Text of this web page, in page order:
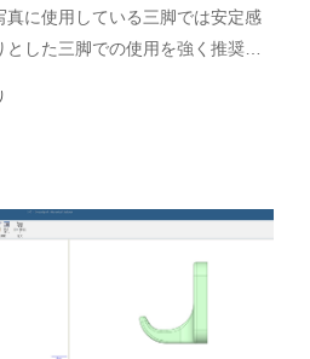
真に使用している三脚では安定感
した三脚での使用を強く推奨…